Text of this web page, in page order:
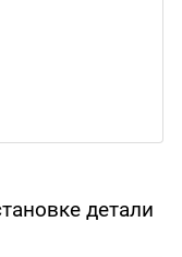
детали